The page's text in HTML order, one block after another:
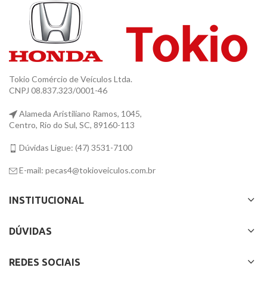
Tokio Comércio de Veículos Ltda.
CNPJ 08.837.323/0001-46
Alameda Aristiliano Ramos, 1045,
Centro, Rio do Sul, SC, 89160-113
Dúvidas Ligue: (47) 3531-7100
E-mail: pecas4@tokioveiculos.com.br
INSTITUCIONAL
DÚVIDAS
REDES SOCIAIS